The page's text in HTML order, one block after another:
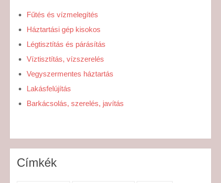
Fűtés és vízmelegítés
Háztartási gép kisokos
Légtisztítás és párásítás
Víztisztítás, vízszerelés
Vegyszermentes háztartás
Lakásfelújítás
Barkácsolás, szerelés, javítás
Címkék